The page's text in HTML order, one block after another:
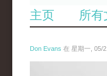
主页 所有
Don Evans 在 星期一, 05/